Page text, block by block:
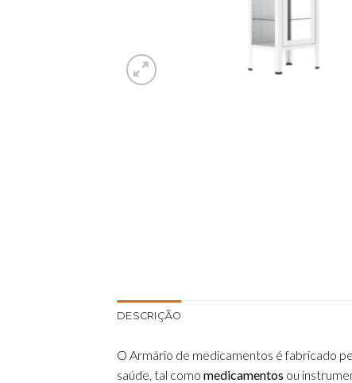
DESCRIÇÃO
O Armário de medicamentos é fabricado
saúde, tal como medicamentos ou